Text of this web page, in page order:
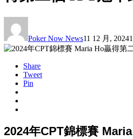
Poker Now News11 12 月, 2024
Share
Tweet
Pin
2024年CPT錦標賽